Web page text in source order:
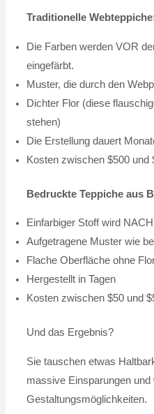
Traditionelle
Die Farben werden VOR
eingefärbt.
Muster, die durch den
Dichter Flor (diese
stehen)
Die Erstellung dauert
Kosten zwischen $500 und
Bedruckte Teppiche aus
Einfarbiger Stoff wird
Aufgetragene Muster wie
Flache Oberfläche ohne
Hergestellt in Tagen
Kosten zwischen $50 und
Und das Ergebnis?
Sie tauschen etwas
massive Einsparungen und
Gestaltungsmöglichkeiten.